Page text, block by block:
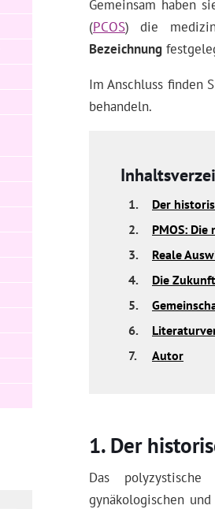
Gemeinsam haben
(PCOS) die
Bezeichnung
Im Anschluss finden
behandeln.
1.
Der
2.
PMOS:
3.
Reale
4.
Die
5.
6.
7.
Autor
Der
Das polyzystische
gynäkologischen